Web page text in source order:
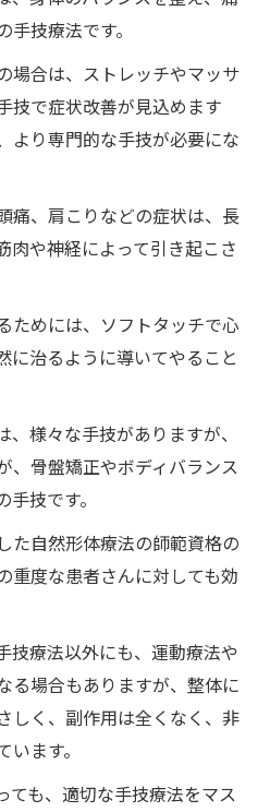
技療法です。
場合は、ストレッチやマッサ
技で症状改善が見込めます
より専門的な手技が必要にな
痛、肩こりなどの症状は、長
肉や神経によって引き起こさ
ためには、ソフトタッチで心
に治るように導いてやること
様々な手技がありますが、
、骨盤矯正やボディバランス
技です。
た自然形体療法の師範資格の
重度な患者さんに対しても効
技療法以外にも、運動療法や
る場合もありますが、整体に
しく、副作用は全くなく、非
ます。
ても、適切な手技療法をマス